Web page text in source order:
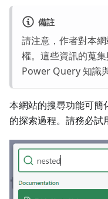
備註
請注意，作者對本
權。這些資訊的蒐
Power Query 知識
本網站的搜尋功能可
的探索過程。請務必試